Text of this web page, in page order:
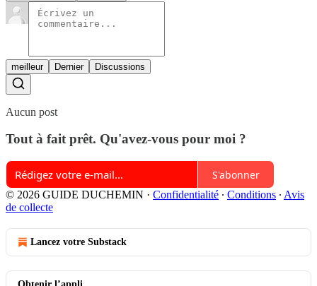
meilleur Dernier Discussions
Aucun post
Tout à fait prêt. Qu'avez-vous pour moi ?
S'abonner
© 2026 GUIDE DUCHEMIN · Confidentialité ∙ Conditions ∙ Avis
de collecte
Lancez votre Substack